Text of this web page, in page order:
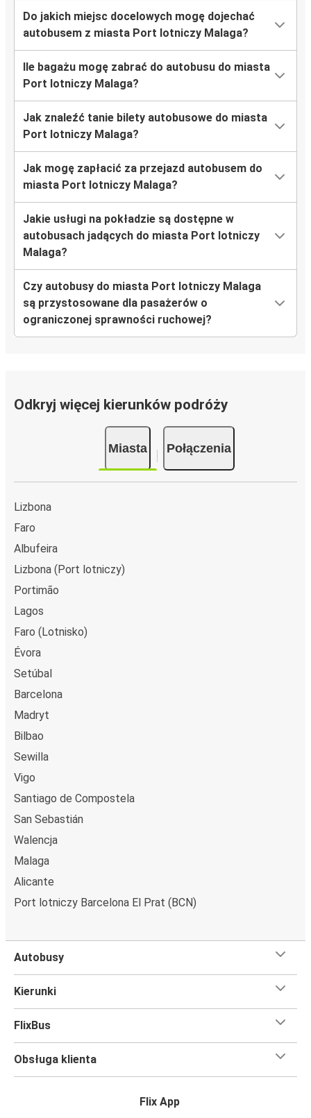
Do jakich miejsc docelowych mogę dojechać
autobusem z miasta Port lotniczy Malaga?
Ile bagażu mogę zabrać do autobusu do miasta
Port lotniczy Malaga?
Jak znaleźć tanie bilety autobusowe do miasta
Port lotniczy Malaga?
Jak mogę zapłacić za przejazd autobusem do
miasta Port lotniczy Malaga?
Jakie usługi na pokładzie są dostępne w
autobusach jadących do miasta Port lotniczy
Malaga?
Czy autobusy do miasta Port lotniczy Malaga
są przystosowane dla pasażerów o
ograniczonej sprawności ruchowej?
Odkryj więcej kierunków podróży
Miasta Połączenia
Lizbona
Faro
Albufeira
Lizbona (Port lotniczy)
Portimão
Lagos
Faro (Lotnisko)
Évora
Setúbal
Barcelona
Madryt
Bilbao
Sewilla
Vigo
Santiago de Compostela
San Sebastián
Walencja
Malaga
Alicante
Port lotniczy Barcelona El Prat (BCN)
Autobusy
Kierunki
FlixBus
Obsługa klienta
Flix App